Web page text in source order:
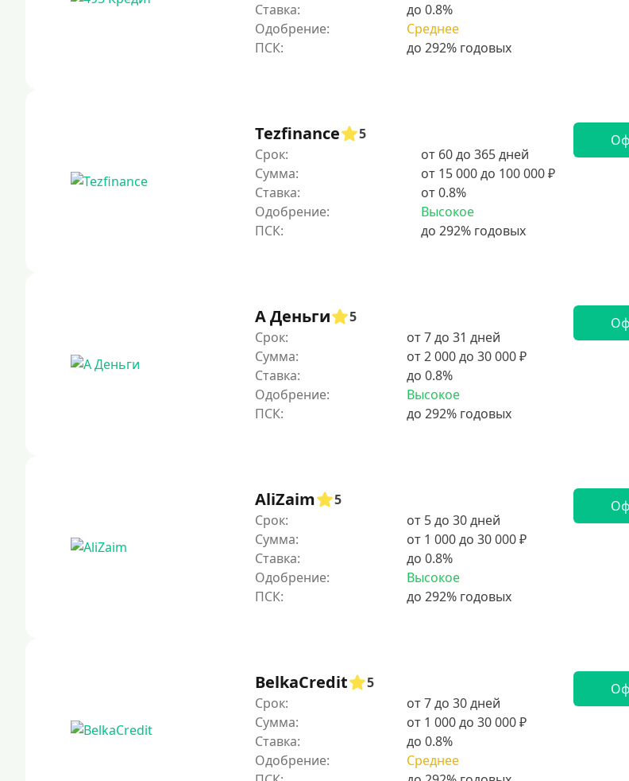
Ставка:
до 0.8%
Одобрение:
Среднее
Tezfinance
5
Срок:
от 60 до 365 дней
Сумма:
от 15 000 до 100 000 ₽
Ставка:
от 0.8%
Одобрение:
Высокое
А Деньги
5
Срок:
от 7 до 31 дней
Сумма:
от 2 000 до 30 000 ₽
Ставка:
до 0.8%
Одобрение:
Высокое
AliZaim
5
Срок:
от 5 до 30 дней
Сумма:
от 1 000 до 30 000 ₽
Ставка:
до 0.8%
Одобрение:
Высокое
BelkaCredit
5
Срок:
от 7 до 30 дней
Сумма:
от 1 000 до 30 000 ₽
Ставка:
до 0.8%
Одобрение:
Среднее